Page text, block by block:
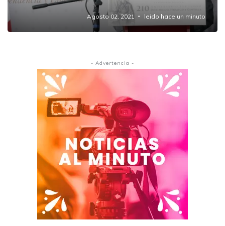
Agosto 02, 2021 leido hace un minuto
- Advertencia -